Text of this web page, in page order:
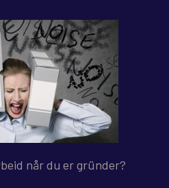
når du er gründer?